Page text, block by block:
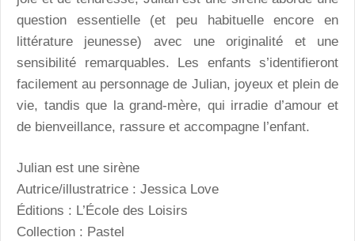
question essentielle (et peu habituelle encore en
littérature jeunesse) avec une originalité et une
sensibilité remarquables. Les enfants s’identifieront
facilement au personnage de Julian, joyeux et plein de
vie, tandis que la grand-mère, qui irradie d’amour et
de bienveillance, rassure et accompagne l’enfant.
Julian est une sirène
Autrice/illustratrice : Jessica Love
Éditions : L’École des Loisirs
Collection : Pastel